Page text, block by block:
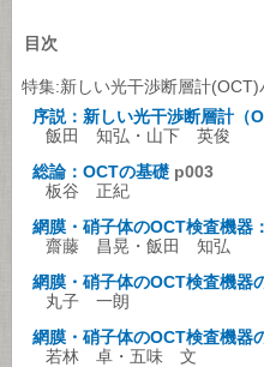
目次
特集:新しい光干渉断層計(OCT)
序説：新しい光干渉断層計（
飯田 知弘・山下 英俊
総論：OCTの基礎 p003
板谷 正紀
網膜・硝子体のOCT検査機器
齋藤 昌晃・飯田 知弘
網膜・硝子体のOCT検査機器
丸子 一朗
網膜・硝子体のOCT検査機器
若林 卓・五味 文